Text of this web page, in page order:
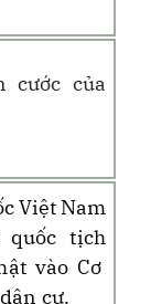
cước của
Việt Nam
quốc tịch
vào Cơ
cư.